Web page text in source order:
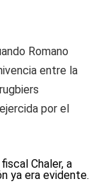
Romano
entre la
por el